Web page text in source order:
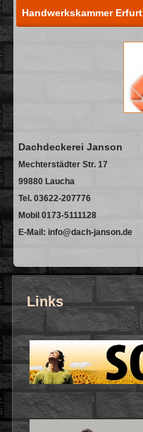
Handwerkskammer Erfurt
Dachdeckerei Janson
Mechterstädter Str. 17
99880 Laucha
Tel. 03622-207776
Mobil 0173-5111128
E-Mail: info@dach-janson.de
Links